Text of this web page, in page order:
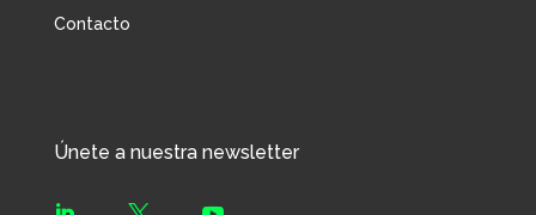
Contacto
Únete a nuestra newsletter